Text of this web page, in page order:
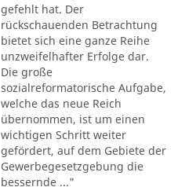
gefehlt hat. Der
rückschauenden Betrachtung
bietet sich eine ganze Reihe
unzweifelhafter Erfolge dar.
Die große
sozialreformatorische Aufgabe,
welche das neue Reich
übernommen, ist um einen
wichtigen Schritt weiter
gefördert, auf dem Gebiete der
Gewerbegesetzgebung die
bessernde ..."